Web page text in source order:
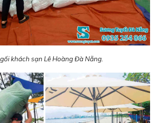
khách sạn Lê Hoàng Đà Nẵng.